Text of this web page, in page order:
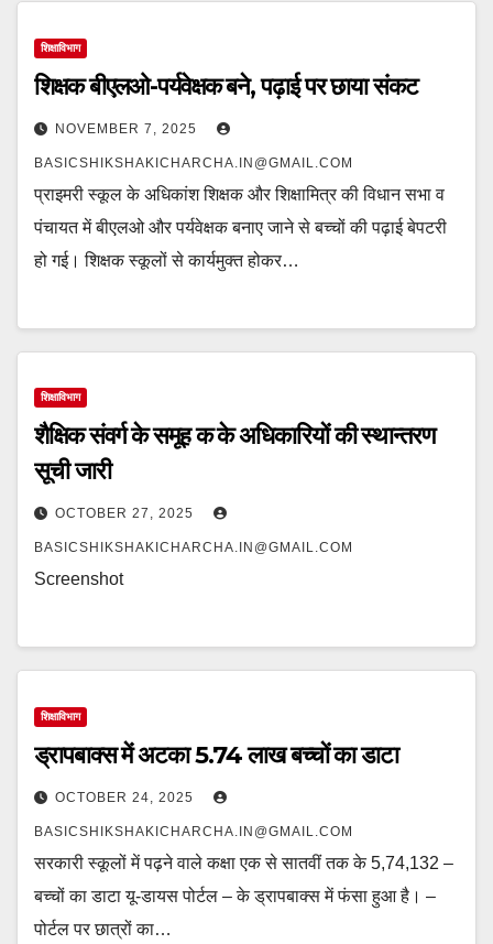
शिक्षाविभाग
शिक्षक बीएलओ-पर्यवेक्षक बने, पढ़ाई पर छाया संकट
NOVEMBER 7, 2025
BASICSHIKSHAKICHARCHA.IN@GMAIL.COM
प्राइमरी स्कूल के अधिकांश शिक्षक और शिक्षामित्र की विधान सभा व
पंचायत में बीएलओ और पर्यवेक्षक बनाए जाने से बच्चों की पढ़ाई बेपटरी
हो गई। शिक्षक स्कूलों से कार्यमुक्त होकर…
शिक्षाविभाग
शैक्षिक संवर्ग के समूह क के अधिकारियों की स्थान्तरण
सूची जारी
OCTOBER 27, 2025
BASICSHIKSHAKICHARCHA.IN@GMAIL.COM
Screenshot
शिक्षाविभाग
ड्रापबाक्स में अटका 5.74 लाख बच्चों का डाटा
OCTOBER 24, 2025
BASICSHIKSHAKICHARCHA.IN@GMAIL.COM
सरकारी स्कूलों में पढ़ने वाले कक्षा एक से सातवीं तक के 5,74,132 –
बच्चों का डाटा यू-डायस पोर्टल – के ड्रापबाक्स में फंसा हुआ है। –
पोर्टल पर छात्रों का…